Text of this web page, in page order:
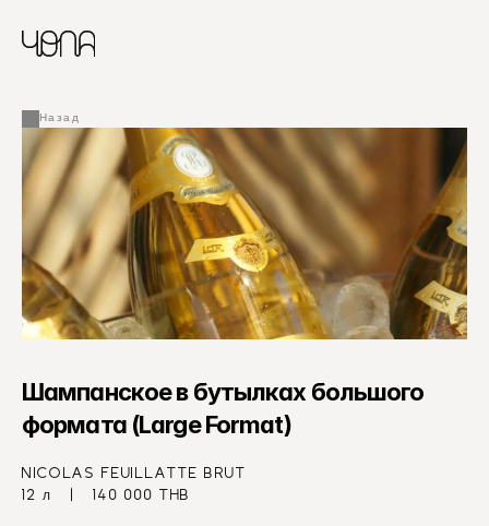
Назад
Шампанское в бутылках большого
формата (Large Format)
NICOLAS FEUILLATTE BRUT
12 л   |   140 000 THB